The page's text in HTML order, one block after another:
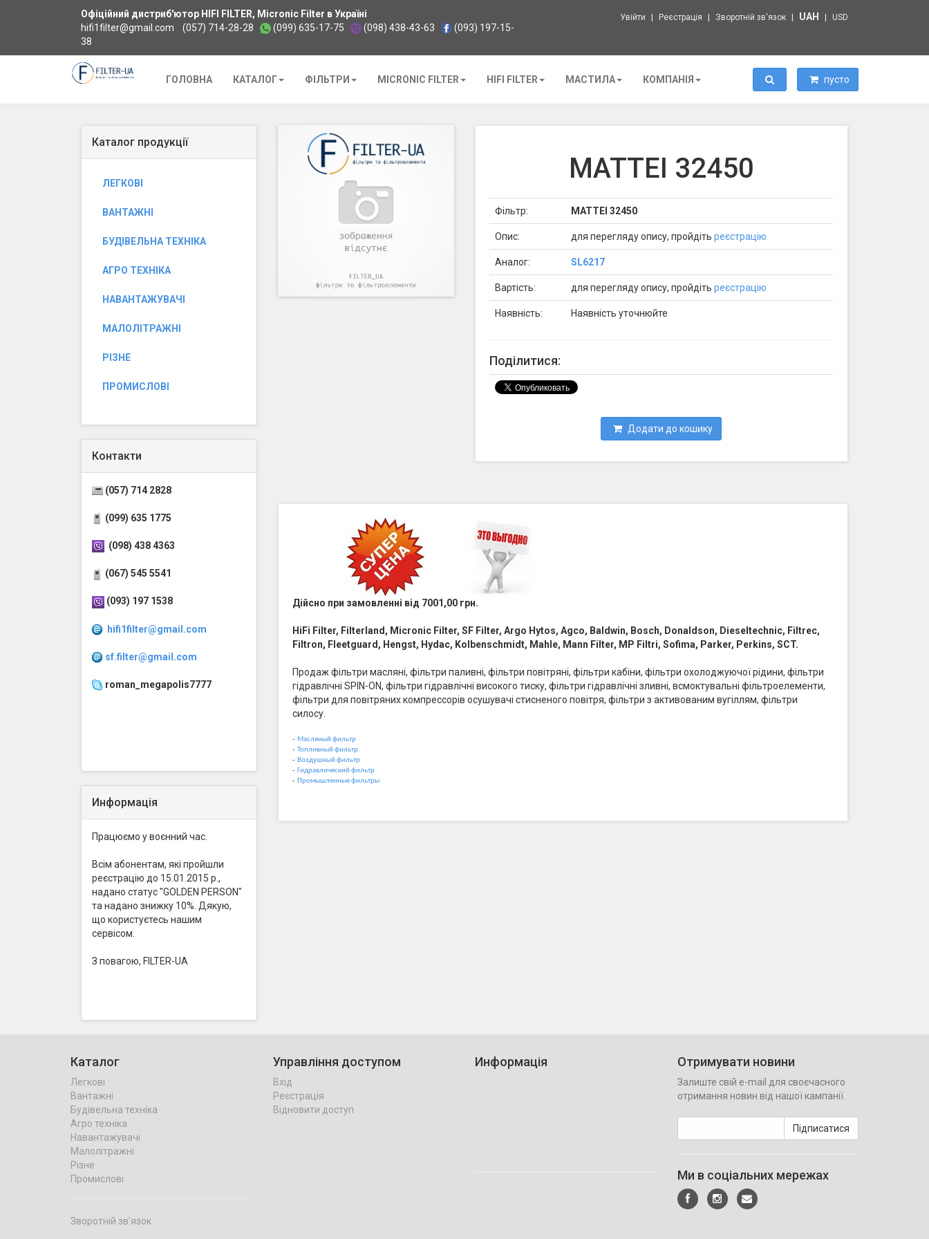
Офіційний дистриб'ютор HIFI FILTER, Micronic Filter в Україні
hifi1filter@gmail.com
(057) 714-28-28 (099) 635-17-75 (098) 438-43-63
(093) 197-15-
38
Увійти Реєстрація Зворотній зв'язок UAH USD
ГОЛОВНА КАТАЛОГ ФІЛЬТРИ MICRONIC FILTER HIFI FILTER МАСТИЛА КОМПАНІЯ пусто
Пошук
Каталог продукції
ЛЕГКОВІ
ВАНТАЖНІ
БУДІВЕЛЬНА ТЕХНІКА
АГРО ТЕХНІКА
НАВАНТАЖУВАЧІ
МАЛОЛІТРАЖНІ
РІЗНЕ
ПРОМИСЛОВІ
Контакти
(057) 714 2828
(099) 635 1775
(098) 438 4363
(067) 545 5541
(093) 197 1538
hifi1filter@gmail.com
sf.filter@gmail.com
roman_megapolis7777
Информація
Працюємо у воєнний час.
Всім абонентам, які пройшли
реєстрацію до 15.01.2015 р.,
надано статус "GOLDEN PERSON"
та надано знижку 10%. Дякую,
що користуєтесь нашим
сервісом.
З повагою, FILTER-UA
MATTEI 32450
Фільтр: MATTEI 32450
Опис: для перегляду опису, пройдіть реєстрацію
Аналог: SL6217
Вартість: для перегляду опису, пройдіть реєстрацію
Наявність: Наявність уточнюйте
Поділитися:
Додати до кошику
Дійсно при замовленні від 7001,00 грн.
HiFi Filter, Filterland, Micronic Filter, SF Filter, Argo Hytos, Agco, Baldwin, Bosch, Donaldson, Dieseltechnic, Filtrec,
Filtron, Fleetguard, Hengst, Hydac, Kolbenschmidt, Mahle, Mann Filter, MP Filtri, Sofima, Parker, Perkins, SCT.
Продаж фільтри масляні, фільтри паливні, фільтри повітряні, фільтри кабіни, фільтри охолоджуючої рідини, фільтри
гідравлічні SPIN-ON, фільтри гідравлічні високого тиску, фільтри гідравлічні зливні, всмоктувальні фільтроелементи,
фільтри для повітряних компрессорів осушувачі стисненого повітря, фільтри з активованим вугіллям, фільтри
силосу.
- Масляный фильтр
- Топливный фильтр
- Воздушный фильтр
- Гидравлический фильтр
- Промышленные фильтры
Каталог
Легкові
Вантажні
Будівельна техніка
Агро техніка
Навантажувачі
Малолітражні
Різне
Промислові
Зворотній зв'язок
Управління доступом
Вхід
Реєстрація
Відновити доступ
Информація Отримувати новини
Залиште свій e-mail для своєчасного
отримання новин від нашої кампанії.
Підписатися
Ми в соціальних мережах